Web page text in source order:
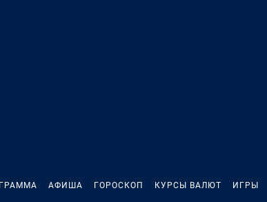
АФИША ГОРОСКОП КУРСЫ ВАЛЮТ ИГРЫ